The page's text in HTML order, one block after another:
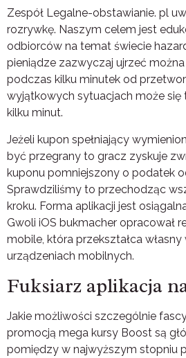
Zespół Legalne-obstawianie. pl
rozrywkę. Naszym celem jest
odbiorców na temat świecie
pieniądze zazwyczaj ujrzeć
podczas kilku minutek od
wyjątkowych sytuacjach może się
kilku minut.
Jeżeli kupon spełniający
być przegrany to gracz zyskuje
kuponu pomniejszony o podatek
Sprawdziliśmy to przechodząc
kroku. Forma aplikacji jest
Gwoli iOS bukmacher opracował
mobile, która przekształca
urządzeniach mobilnych.
Fuksiarz aplikacja
Jakie możliwości szczególnie
promocją mega kursy Boost są
pomiędzy w najwyższym stopniu